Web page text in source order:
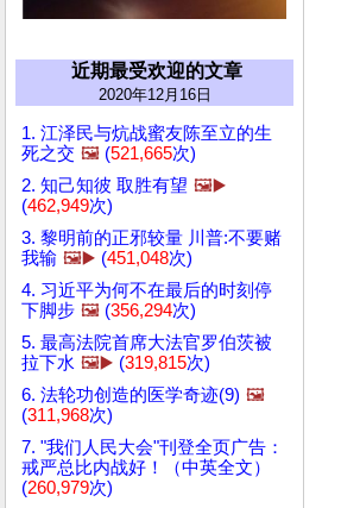
近期最受欢迎的文章
2020年12月16日
1. 江泽民与炕战蜜友陈至立的生
死之交 🖼️ (521,665次)
2. 知己知彼 取胜有望 🖼️▶️
(462,949次)
3. 黎明前的正邪较量 川普:不要赌
我输 🖼️▶️ (451,048次)
4. 习近平为何不在最后的时刻停
下脚步 🖼️ (356,294次)
5. 最高法院首席大法官罗伯茨被
拉下水 🖼️▶️ (319,815次)
6. 法轮功创造的医学奇迹(9) 🖼️
(311,968次)
7. "我们人民大会"刊登全页广告：
戒严总比内战好！（中英全文）
(260,979次)